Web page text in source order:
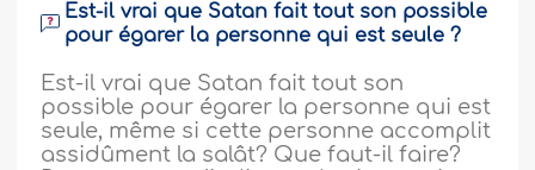
Est-il vrai que Satan fait tout son possible
pour égarer la personne qui est seule ?
Est-il vrai que Satan fait tout son
possible pour égarer la personne qui est
seule, même si cette personne accomplit
assidûment la salât? Que faut-il faire?